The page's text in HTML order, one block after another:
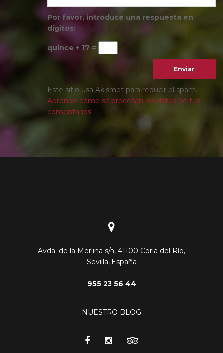
Por favor, introduce una respuesta en
dígitos:
quince + 17 =
Este sitio usa Akismet para reducir el spam.
Aprende cómo se procesan los datos de tus
comentarios.
Avda. de la Merlina s/n, 41100 Coria del Río,
Sevilla, España
955 23 56 44
NUESTRO BLOG